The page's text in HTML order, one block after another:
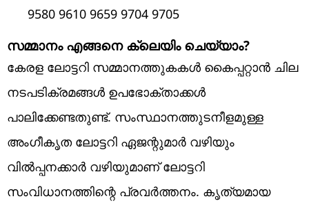
9580 9610 9659 9704 9705
സമ്മാനം എങ്ങനെ ക്ലെയിം ചെയ്യാം?
കേരള ലോട്ടറി സമ്മാനത്തുകകള്‍ കൈപ്പറ്റാന്‍ ചില
നടപടിക്രമങ്ങള്‍ ഉപഭോക്താക്കള്‍
പാലിക്കേണ്ടതുണ്ട്. സംസ്ഥാനത്തുടനീളമുള്ള
അംഗീകൃത ലോട്ടറി ഏജന്റുമാര്‍ വഴിയും
വില്‍പ്പനക്കാര്‍ വഴിയുമാണ് ലോട്ടറി
സംവിധാനത്തിന്റെ പ്രവര്‍ത്തനം. കൃത്യമായ